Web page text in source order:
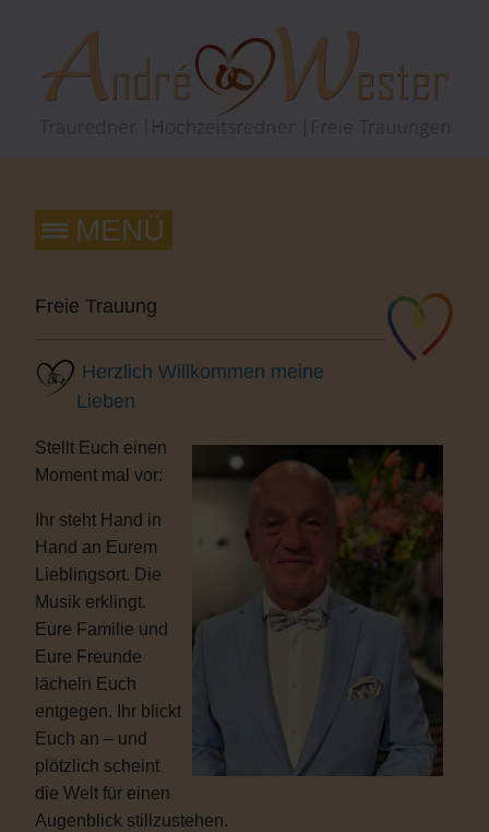
Freie Trauung
Herzlich Willkommen meine
Lieben
Stellt Euch einen
Moment mal vor:
Ihr steht Hand in
Hand an Eurem
Lieblingsort. Die
Musik erklingt.
Eure Familie und
Eure Freunde
lächeln Euch
entgegen. Ihr blickt
Euch an – und
plötzlich scheint
die Welt für einen
Augenblick stillzustehen.